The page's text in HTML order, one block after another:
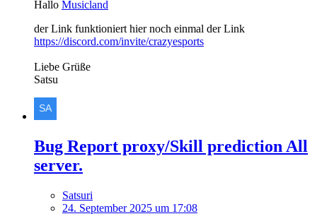
Hallo Musicland
der Link funktioniert hier noch einmal der Link
https://discord.com/invite/crazyesports
Liebe Grüße
Satsu
Bug Report proxy/Skill prediction All
server.
Satsuri
24. September 2025 um 17:08